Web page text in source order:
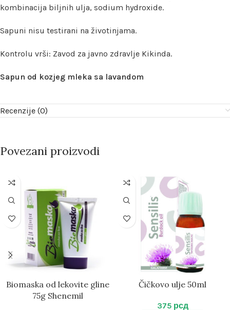
kombinacija biljnih ulja, sodium hydroxide.
Sapuni nisu testirani na životinjama.
Kontrolu vrši: Zavod za javno zdravlje Kikinda.
Sapun od kozjeg mleka sa lavandom
Recenzije (0)
Povezani proizvodi
Biomaska od lekovite gline
75g Shenemil
Čičkovo ulje 50ml
375 рсд